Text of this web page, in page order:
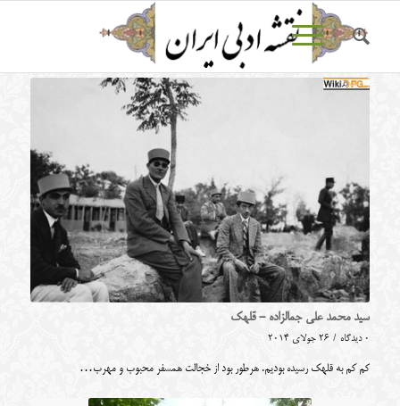
سید محمد علی جمالزاده - قلهک
0 دیدگاه / 26 جولای 2014
کم کم به قلهک رسیده بودیم. هرطور بود از خجالت همسفر محبوب و مهرب…